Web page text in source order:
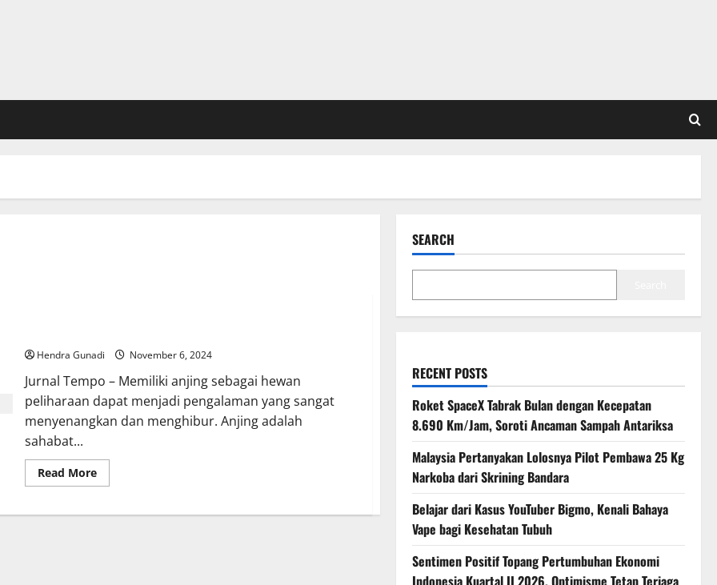
Hendra Gunadi November 6, 2024
Jurnal Tempo – Memiliki anjing sebagai hewan
peliharaan dapat menjadi pengalaman yang sangat
menyenangkan dan menghibur. Anjing adalah
sahabat...
Read MoreRead
more
Mudah
SEARCH
RECENT POSTS
Roket SpaceX Tabrak Bulan dengan Kecepatan
8.690 Km/Jam, Soroti Ancaman Sampah Antariksa
Malaysia Pertanyakan Lolosnya Pilot Pembawa 25 Kg
Narkoba dari Skrining Bandara
Belajar dari Kasus YouTuber Bigmo, Kenali Bahaya
Vape bagi Kesehatan Tubuh
Sentimen Positif Topang Pertumbuhan Ekonomi
Indonesia Kuartal II 2026, Optimisme Tetap Terjaga